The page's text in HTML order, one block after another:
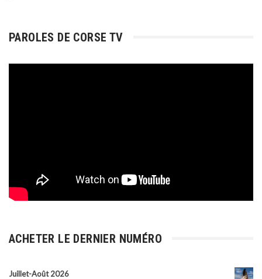
PAROLES DE CORSE TV
ACHETER LE DERNIER NUMÉRO
Juillet-Août 2026